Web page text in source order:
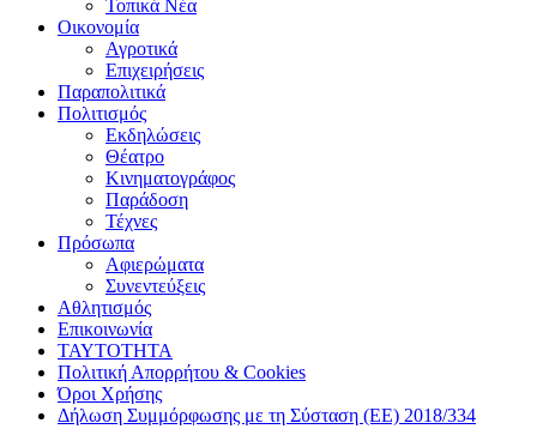
Τοπικά Νέα
Οικονομία
Αγροτικά
Επιχειρήσεις
Παραπολιτικά
Πολιτισμός
Εκδηλώσεις
Θέατρο
Κινηματογράφος
Παράδοση
Τέχνες
Πρόσωπα
Αφιερώματα
Συνεντεύξεις
Αθλητισμός
Επικοινωνία
ΤΑΥΤΟΤΗΤΑ
Πολιτική Απορρήτου & Cookies
Όροι Χρήσης
Δήλωση Συμμόρφωσης με τη Σύσταση (ΕΕ) 2018/334